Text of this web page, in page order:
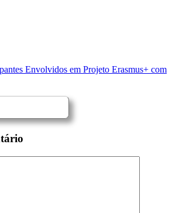
Envolvidos em Projeto Erasmus+ com